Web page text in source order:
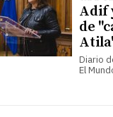
Adif
de
Diario
El